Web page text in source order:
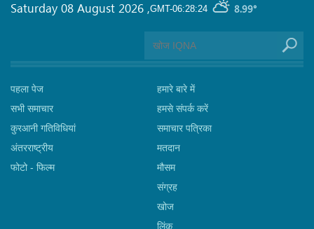
GMT-06:28:24 8.99°
Saturday 08 August 2026 ,
पहला पेज
सभी समाचार
कुरआनी गतिविधियां
अंतरराष्ट्रीय
फोटो - फिल्म
हमारे बारे में
हमसे संपर्क करें
समाचार पत्रिका
मतदान
मौसम
संग्रह
खोज
लिंक